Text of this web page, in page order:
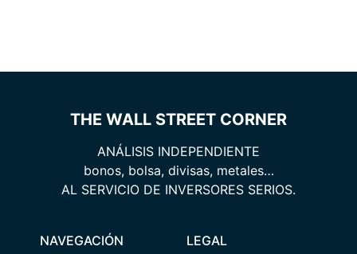
THE WALL STREET CORNER
ANÁLISIS INDEPENDIENTE
bonos, bolsa, divisas, metales…
AL SERVICIO DE INVERSORES SERIOS.
NAVEGACIÓN LEGAL